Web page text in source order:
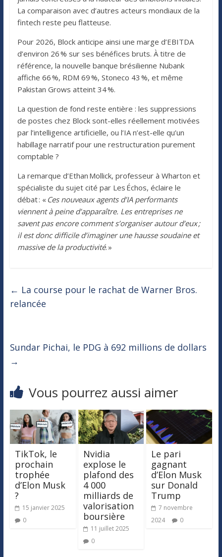
La comparaison avec d’autres acteurs mondiaux de la
fintech reste peu flatteuse.
Pour 2026, Block anticipe ainsi une marge d’EBITDA
d’environ 26 % sur ses bénéfices bruts. À titre de
référence, la nouvelle banque brésilienne Nubank
affiche 66 %, RDM 69 %, Stoneco 43 %, et même
Pakistan Grows atteint 34 %.
La question de fond reste entière : les suppressions
de postes chez Block sont-elles réellement motivées
par l’intelligence artificielle, ou l’IA n’est-elle qu’un
habillage narratif pour une restructuration purement
comptable ?
La remarque d’Ethan Mollick, professeur à Wharton et
spécialiste du sujet cité par Les Échos, éclaire le
débat : «Ces nouveaux agents d’IA performants
viennent à peine d’apparaître. Les entreprises ne
savent pas encore comment s’organiser autour d’eux ;
il est donc difficile d’imaginer une hausse soudaine et
massive de la productivité. »
← La course pour le rachat de Warner Bros.
relancée
Sundar Pichai, le PDG à 692 millions de dollars
→
Vous pourrez aussi aimer
TikTok, le
prochain
trophée
d’Elon Musk
?
15 janvier 2025
0
Nvidia
explose le
plafond des
4 000
milliards de
valorisation
boursière
11 juillet 2025
0
Le pari
gagnant
d’Elon Musk
sur Donald
Trump
7 novembre
2024
0